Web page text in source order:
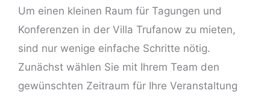
Um einen kleinen Raum für Tagungen und
Konferenzen in der Villa Trufanow zu mieten,
sind nur wenige einfache Schritte nötig.
Zunächst wählen Sie mit Ihrem Team den
gewünschten Zeitraum für Ihre Veranstaltung